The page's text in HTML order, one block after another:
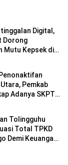
Digital,
Dorong
Mutu Kepsek di
Pemkab
Adanya SKPT
Tolingguhu
Total TPKD
Demi Keuangan